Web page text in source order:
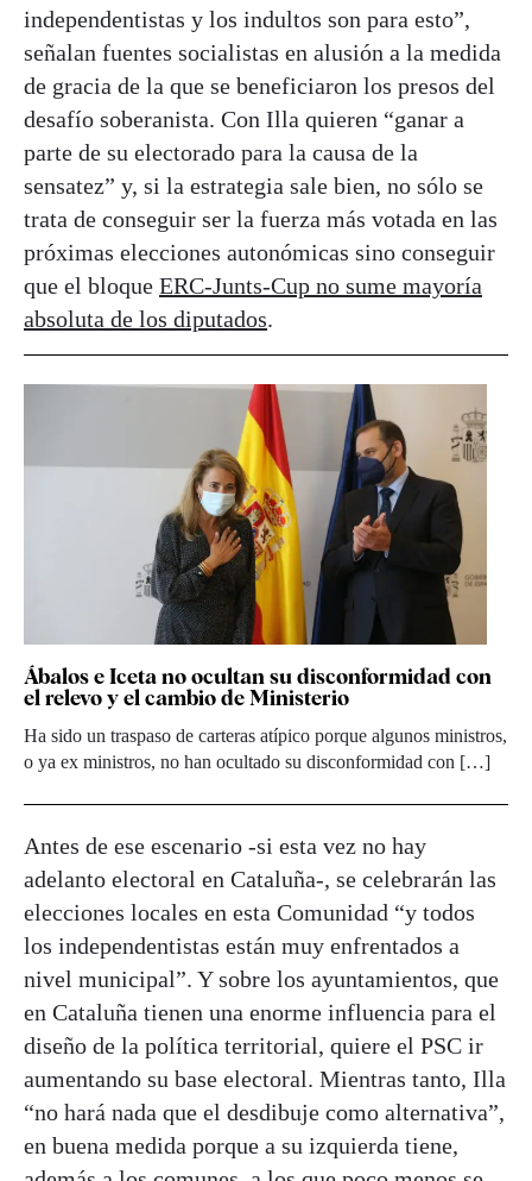
independentistas y los indultos son para esto”,
señalan fuentes socialistas en alusión a la medida
de gracia de la que se beneficiaron los presos del
desafío soberanista. Con Illa quieren “ganar a
parte de su electorado para la causa de la
sensatez” y, si la estrategia sale bien, no sólo se
trata de conseguir ser la fuerza más votada en las
próximas elecciones autonómicas sino conseguir
que el bloque ERC-Junts-Cup no sume mayoría
absoluta de los diputados.
Ábalos e Iceta no ocultan su disconformidad con
el relevo y el cambio de Ministerio
Ha sido un traspaso de carteras atípico porque algunos ministros,
o ya ex ministros, no han ocultado su disconformidad con […]
Antes de ese escenario -si esta vez no hay
adelanto electoral en Cataluña-, se celebrarán las
elecciones locales en esta Comunidad “y todos
los independentistas están muy enfrentados a
nivel municipal”. Y sobre los ayuntamientos, que
en Cataluña tienen una enorme influencia para el
diseño de la política territorial, quiere el PSC ir
aumentando su base electoral. Mientras tanto, Illa
“no hará nada que el desdibuje como alternativa”,
en buena medida porque a su izquierda tiene,